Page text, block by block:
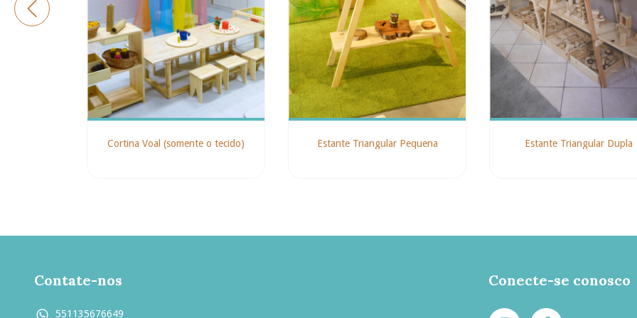
Cortina Voal (somente o tecido) Estante Triangular Pequena Estante Triangular Dupla
Contate-nos
551135676649
Conecte-se conosco